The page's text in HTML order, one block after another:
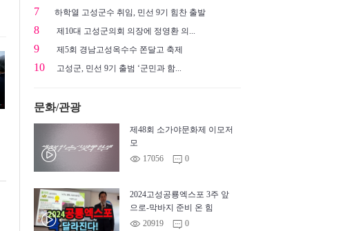
7 하학열 고성군수 취임, 민선 9기 힘찬 출발
8 제10대 고성군의회 의장에 정영환 의...
9 제5회 경남고성옥수수 쫀달고 축제
10 고성군, 민선 9기 출범 ‘군민과 함...
문화/관광
™
제48회 소가야문화제 이모저
모
© 17056 m 0
™
2024고성공룡엑스포 3주 앞
으로-막바지 준비 온 힘
© 20919 m 0